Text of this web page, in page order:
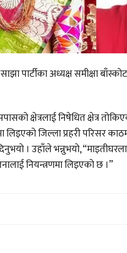
पार्टीका अध्यक्ष समीक्षा
क्षेत्रलाई निषेधित क्षेत्र
लिइएको जिल्ला प्रहरी परिसर
। उहाँले भन्नुभयो,
नियन्त्रणमा लिइएको छ ।”